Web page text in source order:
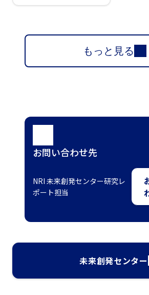
もっと見る
お問い合わせ先
NRI 未来創発センター研究レ
ポート担当
未来創発センター